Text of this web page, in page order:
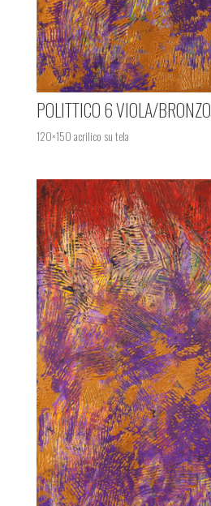
POLITTICO 6 VIOLA/BRONZO
120×150 acrilico su tela